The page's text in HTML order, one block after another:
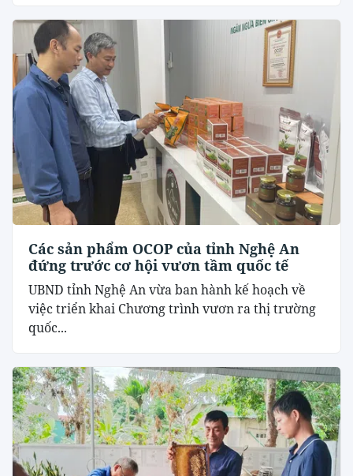
Các sản phẩm OCOP của tỉnh Nghệ An
đứng trước cơ hội vươn tầm quốc tế
UBND tỉnh Nghệ An vừa ban hành kế hoạch về
việc triển khai Chương trình vươn ra thị trường
quốc...